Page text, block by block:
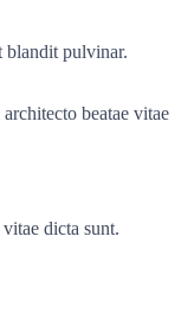
blandit pulvinar.
beatae vitae
dicta sunt.